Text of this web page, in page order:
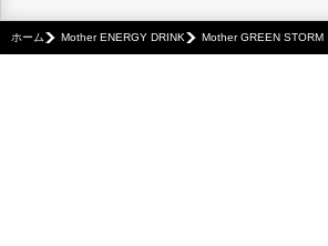
ホーム Mother ENERGY DRINK Mother GREEN STORM